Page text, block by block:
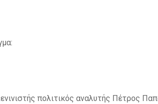
πολιτικός αναλυτής Πέτρος